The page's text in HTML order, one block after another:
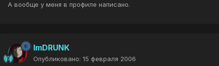
А вообще у меня в профиле написано.
ImDRUNK
Опубликовано: 15 февраля 2006